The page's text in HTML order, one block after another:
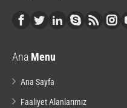
Ana Menu
Ana Sayfa
Faaliyet Alanlarımız